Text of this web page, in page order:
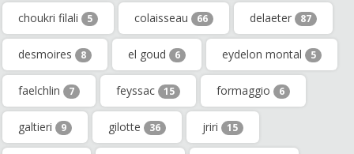
choukri filali 5 colaisseau 66 delaeter 87
desmoires 8 el goud 6 eydelon montal 5
faelchlin 7 feyssac 15 formaggio 6
galtieri 9 gilotte 36 jriri 15